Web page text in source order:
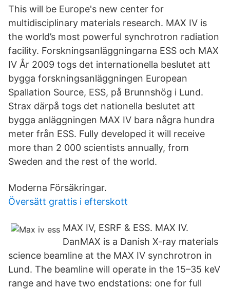
This will be Europe's new center for
multidisciplinary materials research. MAX IV is
the world’s most powerful synchrotron radiation
facility. Forskningsanläggningarna ESS och MAX
IV År 2009 togs det internationella beslutet att
bygga forskningsanläggningen European
Spallation Source, ESS, på Brunnshög i Lund.
Strax därpå togs det nationella beslutet att
bygga anläggningen MAX IV bara några hundra
meter från ESS. Fully developed it will receive
more than 2 000 scientists annually, from
Sweden and the rest of the world.
Moderna Försäkringar.
Översätt grattis i efterskott
MAX IV, ESRF & ESS. MAX IV.
DanMAX is a Danish X-ray materials
science beamline at the MAX IV synchrotron in
Lund. The beamline will operate in the 15–35 keV
range and have two endstations: one for full